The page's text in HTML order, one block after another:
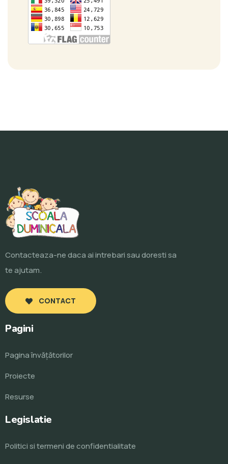
Contacteaza-ne daca ai intrebari sau doresti sa
te ajutam.
CONTACT
Pagini
Pagina învăţătorilor
Proiecte
Resurse
Legislatie
Politici si termeni de confidentialitate